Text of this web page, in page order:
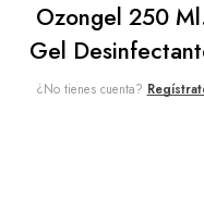
Ozongel 250
Gel
¿No tienes cuenta?